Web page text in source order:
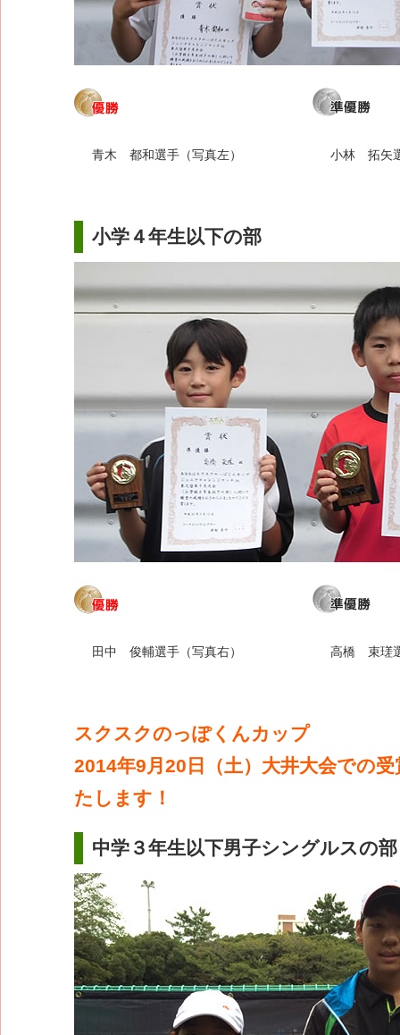
青木 都和選手（写真左） 小林 拓矢
小学４年生以下の部
田中 俊輔選手（写真右） 高橋 束瑳
スクスクのっぽくんカップ
2014年9月20日（土）大井大会での
たします！
中学３年生以下男子シングルスの部